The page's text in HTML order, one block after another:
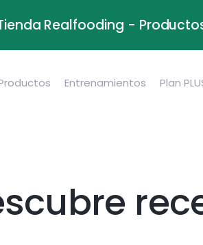
Realfooding -
Entrenamientos Plan